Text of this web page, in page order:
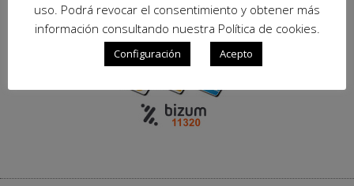
uso. Podrá revocar el consentimiento y obtener más
información consultando nuestra Política de cookies.
Configuración Acepto